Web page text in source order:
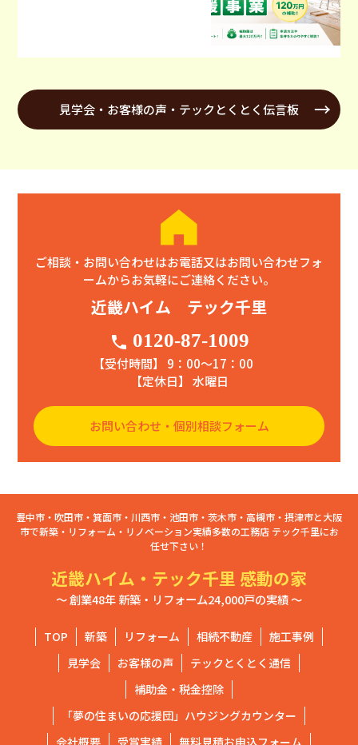
見学会・お客様の声・テックとくとく伝言板
ご相談・お問い合わせはお電話又はお問い合わせフォ
ームからお気軽にご連絡ください。
近畿ハイム テック千里
phone 0120-87-1009
【受付時間】 9：00〜17：00
【定休日】 水曜日
お問い合わせ・個別相談フォーム
豊中市・吹田市・箕面市・川西市・池田市・茨木市・高槻市・摂津市と大阪
市で新築・リフォーム・リノベーション実績多数の工務店 テック千里にお
任せ下さい！
近畿ハイム・テック千里 感動の家
～ 創業48年 新築・リフォーム24,000戸の実績 ～
TOP 新築 リフォーム 相続不動産
施工事例
見学会
お客様の声
テックとくとく通信
補助金・税金控除
「夢の住まいの応援団」ハウジングカウンター
会社概要
受賞実績 無料見積お申込フォーム